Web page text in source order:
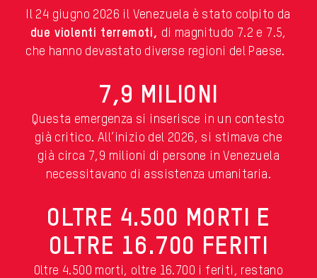
Il 24 giugno 2026 il Venezuela è stato colpito da
due violenti terremoti, di magnitudo 7.2 e 7.5,
che hanno devastato diverse regioni del Paese.
7,9 MILIONI
Questa emergenza si inserisce in un contesto
già critico. All’inizio del 2026, si stimava che
già circa 7,9 milioni di persone in Venezuela
necessitavano di assistenza umanitaria.
OLTRE 4.500 MORTI E
OLTRE 16.700 FERITI
Oltre 4.500 morti, oltre 16.700 i feriti, restano